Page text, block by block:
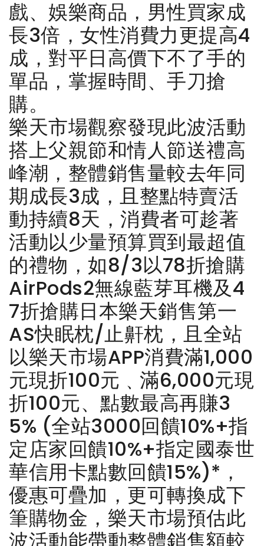
戲、娛樂商品，男性買家成
長3倍，女性消費力更提高4
成，對平日高價下不了手的
單品，掌握時間、手刀搶
購。
樂天市場觀察發現此波活動
搭上父親節和情人節送禮高
峰潮，整體銷售量較去年同
期成長3成，且整點特賣活
動持續8天，消費者可趁著
活動以少量預算買到最超值
的禮物，如8/3以78折搶購
AirPods2無線藍芽耳機及4
7折搶購日本樂天銷售第一
AS快眠枕/止鼾枕，且全站
以樂天市場APP消費滿1,000
元現折100元﹑滿6,000元現
折100元、點數最高再賺3
5% (全站3000回饋10%+指
定店家回饋10%+指定國泰世
華信用卡點數回饋15%)*，
優惠可疊加，更可轉換成下
筆購物金，樂天市場預估此